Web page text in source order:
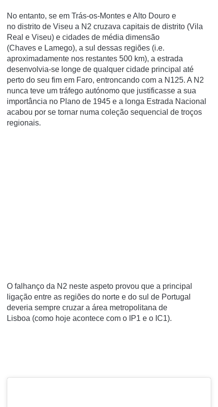
No entanto, se em Trás-os-Montes e Alto Douro e
no distrito de Viseu a N2 cruzava capitais de distrito (Vila
Real e Viseu) e cidades de média dimensão
(Chaves e Lamego), a sul dessas regiões (i.e.
aproximadamente nos restantes 500 km), a estrada
desenvolvia-se longe de qualquer cidade principal até
perto do seu fim em Faro, entroncando com a N125. A N2
nunca teve um tráfego autónomo que justificasse a sua
importância no Plano de 1945 e a longa Estrada Nacional
acabou por se tornar numa coleção sequencial de troços
regionais.
O falhanço da N2 neste aspeto provou que a principal
ligação entre as regiões do norte e do sul de Portugal
deveria sempre cruzar a área metropolitana de
Lisboa (como hoje acontece com o IP1 e o IC1).